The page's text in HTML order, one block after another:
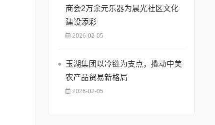
商会2万余元乐器为晨光社区文化
建设添彩
2026-02-05
玉湖集团以冷链为支点，撬动中美
农产品贸易新格局
2026-02-05